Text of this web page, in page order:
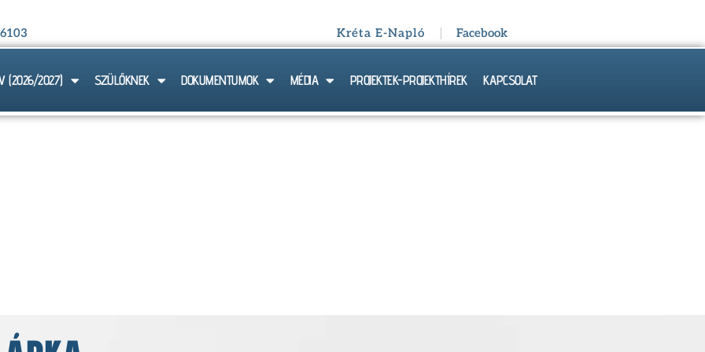
Kréta E-Napló Facebook
(2026/2027) SZÜLŐKNEK DOKUMENTUMOK MÉDIA PROJEKTEK-PROJEKTHÍREK KAPCSOLAT